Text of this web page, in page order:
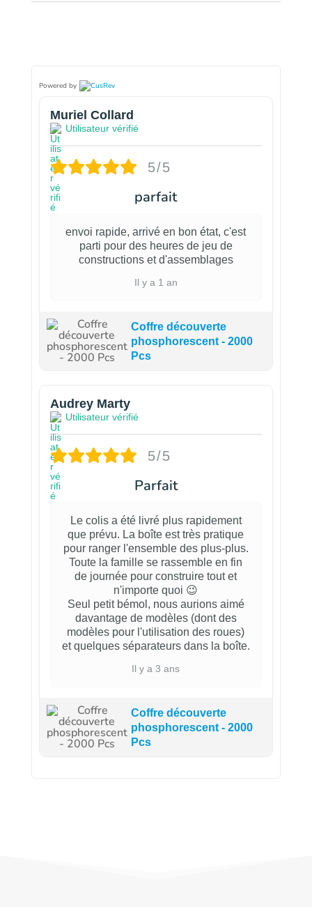
Powered by
Muriel Collard
Utilisateur vérifié
5/5
parfait
envoi rapide, arrivé en bon état, c'est
parti pour des heures de jeu de
constructions et d'assemblages
Il y a 1 an
Coffre découverte
phosphorescent - 2000
Pcs
Audrey Marty
Utilisateur vérifié
5/5
Parfait
Le colis a été livré plus rapidement
que prévu. La boîte est très pratique
pour ranger l'ensemble des plus-plus.
Toute la famille se rassemble en fin
de journée pour construire tout et
n'importe quoi 😉
Seul petit bémol, nous aurions aimé
davantage de modèles (dont des
modèles pour l'utilisation des roues)
et quelques séparateurs dans la boîte.
Il y a 3 ans
Coffre découverte
phosphorescent - 2000
Pcs